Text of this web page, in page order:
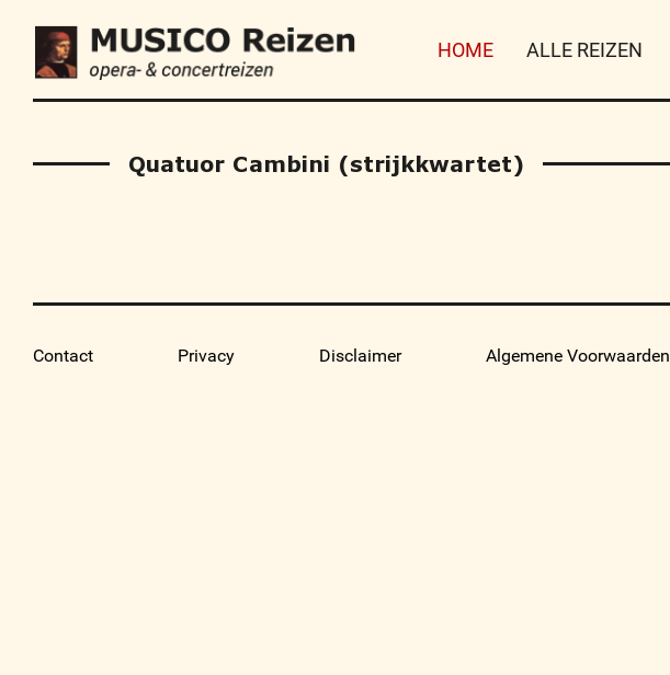
HOME ALLE REIZEN
Quatuor Cambini (strijkkwartet)
Contact Privacy Disclaimer Algemene Voorwaarden